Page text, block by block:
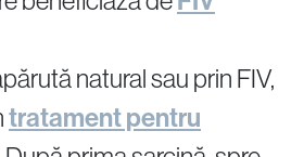
676sau +40 729 940 799
17:00
natural sau prin FIV,
tratament pentru